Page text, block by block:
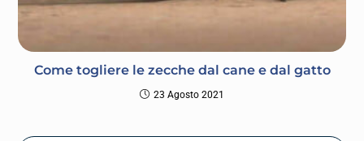
Come togliere le zecche dal cane e dal gatto
23 Agosto 2021